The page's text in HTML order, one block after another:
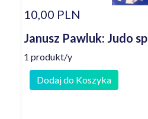
10,00 PLN
Janusz Pawluk: Judo
1 produkt/y
Dodaj do Koszyka